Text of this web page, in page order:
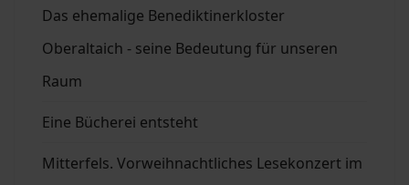
Das ehemalige Benediktinerkloster
Oberaltaich - seine Bedeutung für unseren
Raum
Eine Bücherei entsteht
Mitterfels. Vorweihnachtliches Lesekonzert im